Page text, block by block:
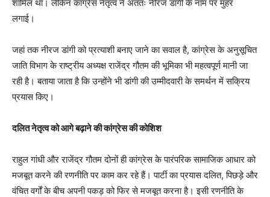
शामिल था। लेकिन कांग्रेस नेतृत्व ने अंततः नीरज डांगी के नाम पर मुहर
लगाई।
जहां तक नीरज डांगी को प्रत्याशी बनाए जाने का सवाल है, कांग्रेस के अनुसूचित
जाति विभाग के राष्ट्रीय अध्यक्ष राजेंद्र गौतम की भूमिका भी महत्वपूर्ण मानी जा
रही है। बताया जाता है कि उन्होंने भी डांगी की उम्मीदवारी के समर्थन में सक्रिय
प्रयास किए।
दलित नेतृत्व को आगे बढ़ाने की कांग्रेस की कोशिश
राहुल गांधी और राजेंद्र गौतम दोनों ही कांग्रेस के पारंपरिक सामाजिक आधार को
मजबूत करने की रणनीति पर काम कर रहे हैं। पार्टी का प्रयास दलित, पिछड़े और
वंचित वर्गों के बीच अपनी पकड़ को फिर से मजबूत करना है। इसी रणनीति के